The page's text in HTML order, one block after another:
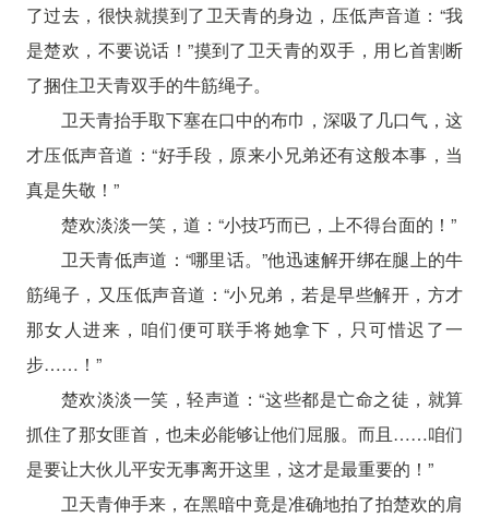
了过去，很快就摸到了卫天青的身边，压低声音道：“我
是楚欢，不要说话！”摸到了卫天青的双手，用匕首割断
了捆住卫天青双手的牛筋绳子。
卫天青抬手取下塞在口中的布巾，深吸了几口气，这
才压低声音道：“好手段，原来小兄弟还有这般本事，当
真是失敬！”
楚欢淡淡一笑，道：“小技巧而已，上不得台面的！”
卫天青低声道：“哪里话。”他迅速解开绑在腿上的牛
筋绳子，又压低声音道：“小兄弟，若是早些解开，方才
那女人进来，咱们便可联手将她拿下，只可惜迟了一
步……！”
楚欢淡淡一笑，轻声道：“这些都是亡命之徒，就算
抓住了那女匪首，也未必能够让他们屈服。而且……咱们
是要让大伙儿平安无事离开这里，这才是最重要的！”
卫天青伸手来，在黑暗中竟是准确地拍了拍楚欢的肩